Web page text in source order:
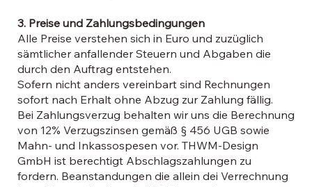
3. Preise und Zahlungsbedingungen
Alle Preise verstehen sich in Euro und zuzüglich
sämtlicher anfallender Steuern und Abgaben die
durch den Auftrag entstehen.
Sofern nicht anders vereinbart sind Rechnungen
sofort nach Erhalt ohne Abzug zur Zahlung fällig.
Bei Zahlungsverzug behalten wir uns die Berechnung
von 12% Verzugszinsen gemäß § 456 UGB sowie
Mahn- und Inkassospesen vor. THWM-Design
GmbH ist berechtigt Abschlagszahlungen zu
fordern. Beanstandungen die allein dei Verrechnung